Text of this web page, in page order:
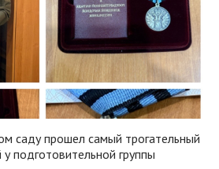
саду прошел самый трогательный
подготовительной группы